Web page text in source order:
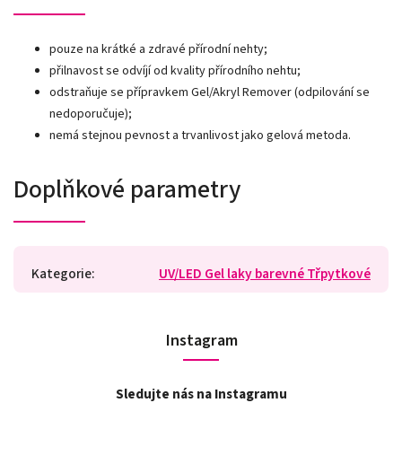
pouze na krátké a zdravé přírodní nehty;
přilnavost se odvíjí od kvality přírodního nehtu;
odstraňuje se přípravkem Gel/Akryl Remover (odpilování se
nedoporučuje);
nemá stejnou pevnost a trvanlivost jako gelová metoda.
Doplňkové parametry
Kategorie: UV/LED Gel laky barevné Třpytkové
Instagram
Sledujte nás na Instagramu